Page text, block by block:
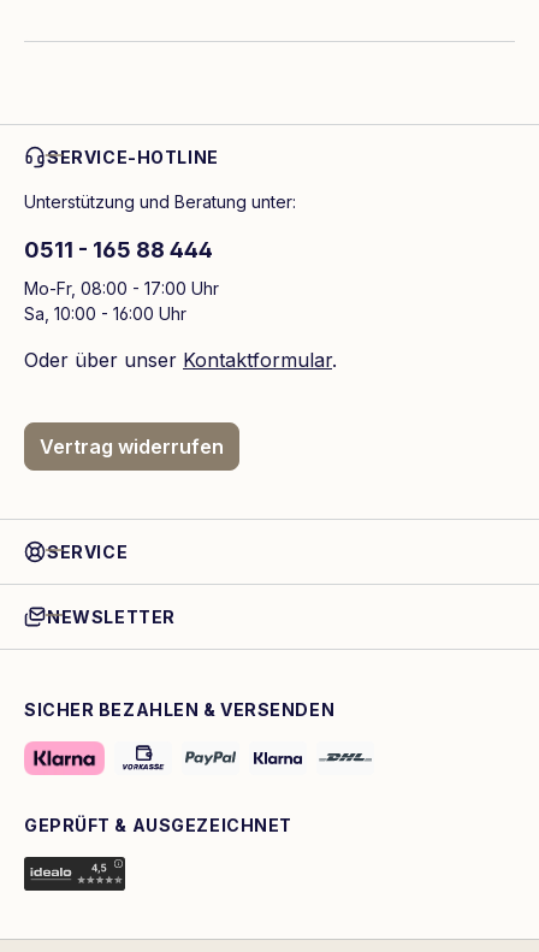
SERVICE-HOTLINE
Unterstützung und Beratung unter:
0511 - 165 88 444
Mo-Fr, 08:00 - 17:00 Uhr
Sa, 10:00 - 16:00 Uhr
Oder über unser Kontaktformular.
Vertrag widerrufen
SERVICE
NEWSLETTER
SICHER BEZAHLEN & VERSENDEN
GEPRÜFT & AUSGEZEICHNET